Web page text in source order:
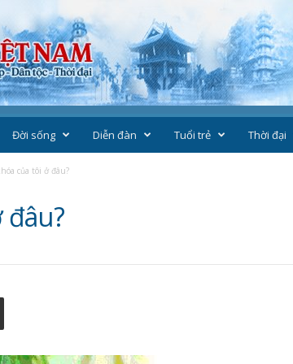
Đời sống Diễn đàn Tuổi trẻ Thời đại
của tôi ở đâu?
đâu?